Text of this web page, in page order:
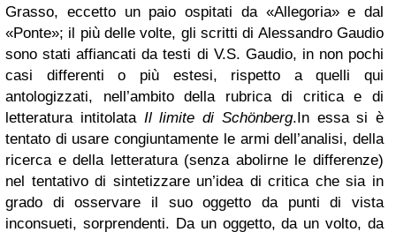
Grasso, eccetto un paio ospitati da «Allegoria» e dal
«Ponte»; il più delle volte, gli scritti di Alessandro Gaudio
sono stati affiancati da testi di V.S. Gaudio, in non pochi
casi differenti o più estesi, rispetto a quelli qui
antologizzati, nell’ambito della rubrica di critica e di
letteratura intitolata Il limite di Schönberg.In essa si è
tentato di usare congiuntamente le armi dell’analisi, della
ricerca e della letteratura (senza abolirne le differenze)
nel tentativo di sintetizzare un’idea di critica che sia in
grado di osservare il suo oggetto da punti di vista
inconsueti, sorprendenti. Da un oggetto, da un volto, da